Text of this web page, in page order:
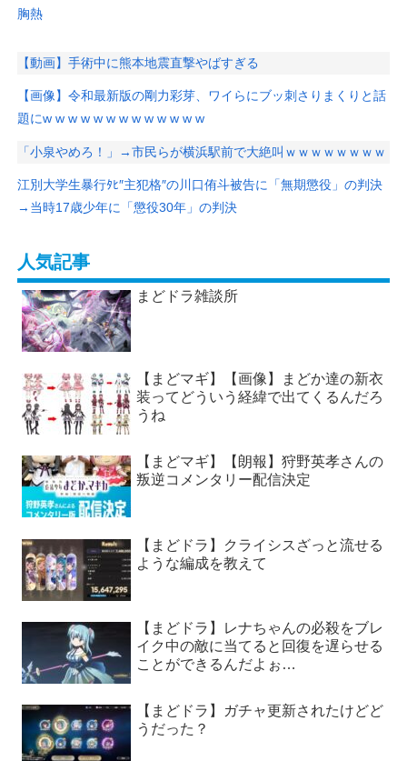
胸熱
【動画】手術中に熊本地震直撃やばすぎる
【画像】令和最新版の剛力彩芽、ワイらにブッ刺さりまくりと話
題にw w w w w w w w w w w w w
「小泉やめろ！」→市民らが横浜駅前で大絶叫ｗｗｗｗｗｗｗｗ
江別大学生暴行ﾀﾋ″主犯格″の川口侑斗被告に「無期懲役」の判決
→当時17歳少年に「懲役30年」の判決
人気記事
まどドラ雑談所
【まどマギ】【画像】まどか達の新衣
装ってどういう経緯で出てくるんだろ
うね
【まどマギ】【朗報】狩野英孝さんの
叛逆コメンタリー配信決定
【まどドラ】クライシスざっと流せる
ような編成を教えて
【まどドラ】レナちゃんの必殺をブレ
イク中の敵に当てると回復を遅らせる
ことができるんだよぉ…
【まどドラ】ガチャ更新されたけどど
うだった？